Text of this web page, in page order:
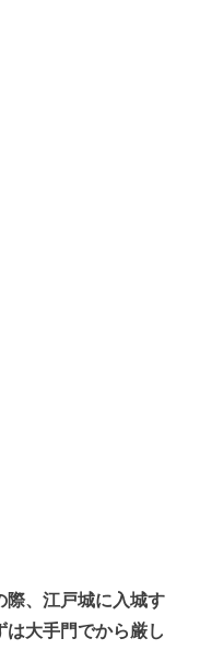
際、江戸城に入城す
大手門でから厳し